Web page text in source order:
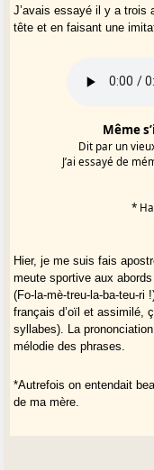
J’avais essayé il y a trois
tête et en faisant une
Même
Dit par un
J’ai essayé de
*
Hier, je me suis fais
meute sportive aux
(Fo-la-mè-treu-la-ba-teu-
français d’oïl et assimilé,
syllabes). La
mélodie des phrases.
*Autrefois on entendait
de ma mère.